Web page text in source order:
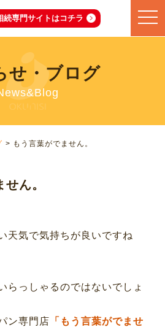
続専門サイトはコチラ
toggle
せ・ブログ
もう言葉がでません。
ん。
天気で気持ちが良いですね
らっしゃるのではないでしょ
ン専門店 「もう言葉がでませ